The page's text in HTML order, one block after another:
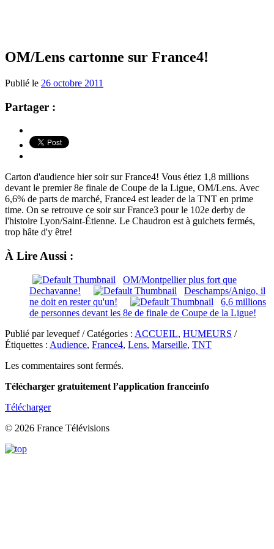
OM/Lens cartonne sur France4!
Publié le 26 octobre 2011
Partager :
Carton d'audience hier soir sur France4! Vous étiez 1,8 millions
devant le premier 8e finale de Coupe de la Ligue, OM/Lens. Avec
6,6% de parts de marché, France4 est leader de la TNT en prime
time. On se retrouve ce soir sur France3 pour le 102e derby de
l'histoire Lyon/Saint-Étienne. Le Chaudron est à guichets fermés,
trop hâte d'y être!
À Lire Aussi :
OM/Montpellier plus fort que
Dechavanne!
Deschamps/Anigo, il
ne doit en rester qu'un!
6,6 millions
de personnes devant les 8e de finale de Coupe de la Ligue!
Publié par levequef / Catégories : ACCUEIL, HUMEURS /
Étiquettes : Audience, France4, Lens, Marseille, TNT
Les commentaires sont fermés.
Télécharger gratuitement l’application franceinfo
Télécharger
© 2026 France Télévisions